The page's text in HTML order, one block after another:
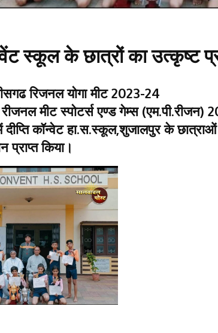
स्कूल के छात्रों का उत्कृष्ट
रिजनल योगा मीट 2023-24
मीट स्पोटर्स एण्ड गेम्स (एम.पी.रीजन)
दीप्ति कॉन्वेट हा.स.स्कूल,शुजालपुर के
प्राप्त किया।